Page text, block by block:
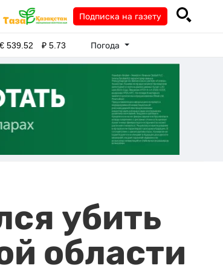
Подписка на газету
€539.52 ₽5.73 Погода
убить
области